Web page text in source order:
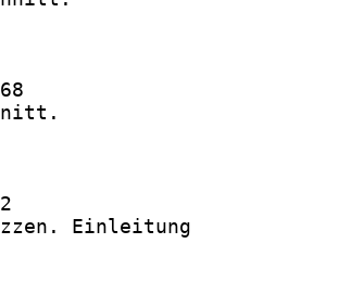
Einleitung